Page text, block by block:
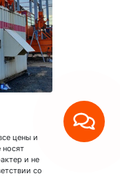
цены и
носят
и не
со